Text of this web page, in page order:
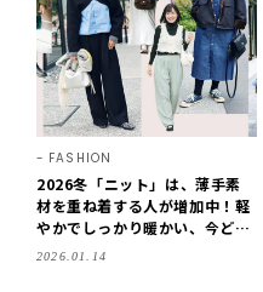
FASHION
2026冬「ニット」は、薄手素
材を重ね着する人が増加中！軽
やかでしっかり暖かい、今どき
のニットコーデ【読者スナッ
2026.01.14